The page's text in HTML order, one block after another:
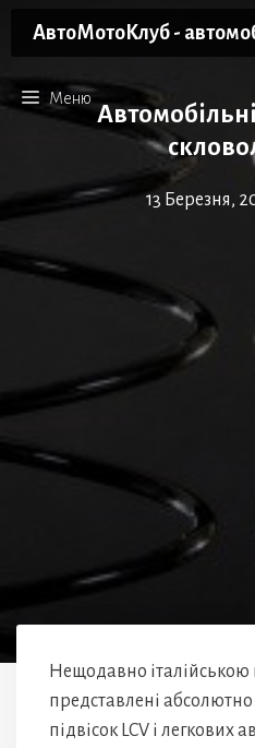
АвтоМотоКлуб -
Меню
13 Березня,
Нещодавно
представлені
підвісок LCV і легкових